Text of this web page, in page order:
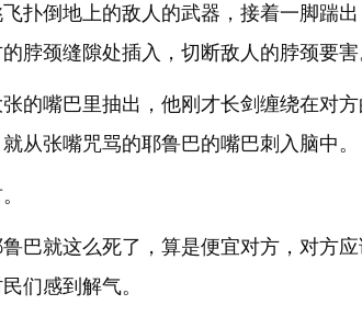
扑倒地上的敌人的武器，接着一脚踹
脖颈缝隙处插入，切断敌人的脖颈要害
的嘴巴里抽出，他刚才长剑缠绕在对
从张嘴咒骂的耶鲁巴的嘴巴刺入脑中。
巴就这么死了，算是便宜对方，对方
们感到解气。